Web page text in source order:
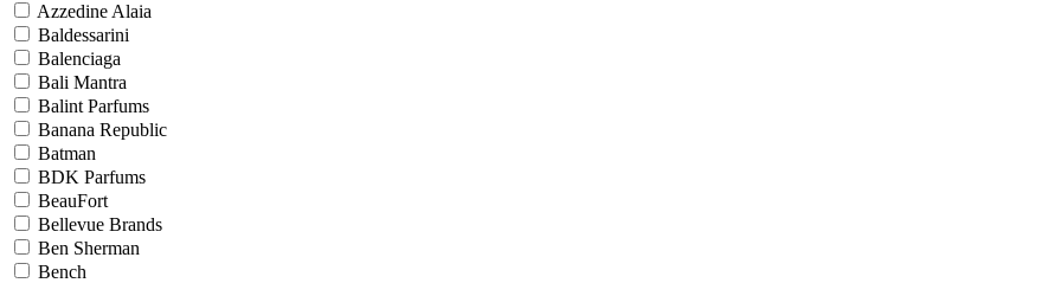
Azzedine Alaia
Baldessarini
Balenciaga
Bali Mantra
Balint Parfums
Banana Republic
Batman
BDK Parfums
BeauFort
Bellevue Brands
Ben Sherman
Bench